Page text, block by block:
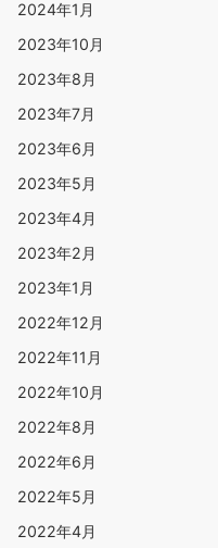
2024年1月
2023年10月
2023年8月
2023年7月
2023年6月
2023年5月
2023年4月
2023年2月
2023年1月
2022年12月
2022年11月
2022年10月
2022年8月
2022年6月
2022年5月
2022年4月